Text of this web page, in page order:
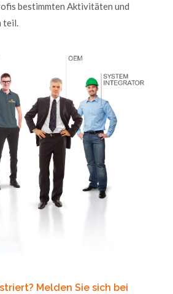
bestimmten Aktivitäten und
teil.
Melden Sie sich bei